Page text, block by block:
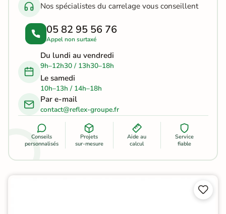
Nos spécialistes du carrelage vous conseillent
05 82 95 56 76
Appel non surtaxé
Du lundi au vendredi
9h–12h30 / 13h30–18h
Le samedi
10h–13h / 14h–18h
Par e-mail
contact@reflex-groupe.fr
Conseils
personnalisés
Projets
sur-mesure
Aide au
calcul
Service
fiable

